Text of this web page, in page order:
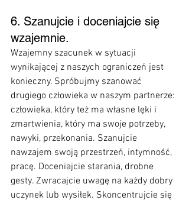
6. Szanujcie i doceniajcie się
wzajemnie.
Wzajemny szacunek w sytuacji
wynikającej z naszych ograniczeń jest
konieczny. Spróbujmy szanować
drugiego człowieka w naszym partnerze:
człowieka, który też ma własne lęki i
zmartwienia, który ma swoje potrzeby,
nawyki, przekonania. Szanujcie
nawzajem swoją przestrzeń, intymność,
pracę. Doceniajcie starania, drobne
gesty. Zwracajcie uwagę na każdy dobry
uczynek lub wysiłek. Skoncentrujcie się